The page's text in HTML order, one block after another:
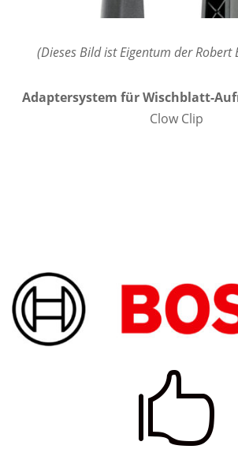
(Dieses Bild ist Eigentum der Robert
Adaptersystem für Wischblatt-
Clow Clip
